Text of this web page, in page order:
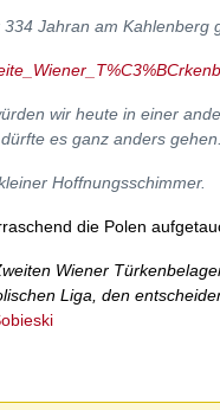
Jahran am Kahlenberg
wir heute in einer
es ganz anders gehen.
Hoffnungsschimmer.
die Polen
Wiener
Liga, den